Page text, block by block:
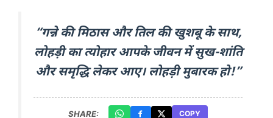
“गन्ने की मिठास और तिल की खुशबू के साथ,
लोहड़ी का त्योहार आपके जीवन में सुख-शांति
और समृद्धि लेकर आए। लोहड़ी मुबारक हो!”
SHARE: COPY